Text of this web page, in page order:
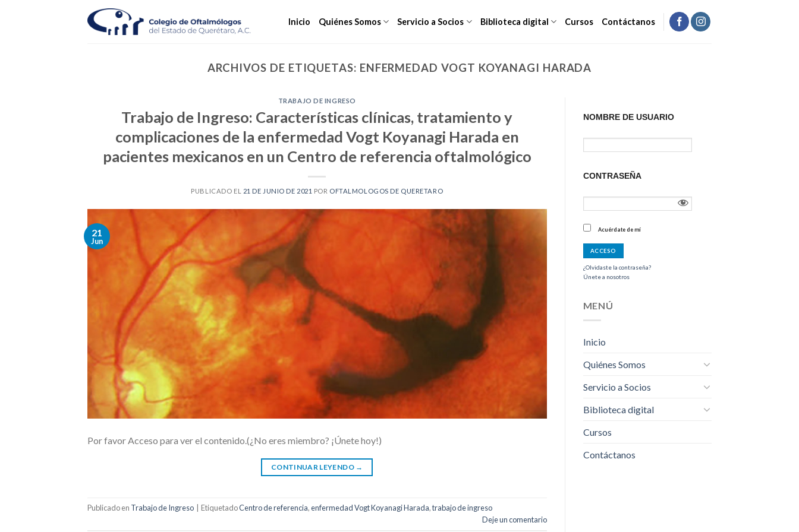
Inicio Quiénes Somos Servicio a Socios Biblioteca digital Cursos Contáctanos
ARCHIVOS DE ETIQUETAS: ENFERMEDAD VOGT KOYANAGI HARADA
TRABAJO DE INGRESO
Trabajo de Ingreso: Características clínicas, tratamiento y
complicaciones de la enfermedad Vogt Koyanagi Harada en
pacientes mexicanos en un Centro de referencia oftalmológico
PUBLICADO EL 21 DE JUNIO DE 2021 POR OFTALMOLOGOS DE QUERETARO
21
Jun
Por favor Acceso para ver el contenido.(¿No eres miembro? ¡Únete hoy!)
CONTINUAR LEYENDO →
Publicado en Trabajo de Ingreso EtiquetadoCentro de referencia,enfermedad Vogt Koyanagi Harada,trabajo de ingreso
Deje un comentario
NOMBRE DE USUARIO
CONTRASEÑA
Acuérdate de mí
¿Olvidaste la contraseña?
Únete a nosotros
MENÚ
Inicio
Quiénes Somos
Servicio a Socios
Biblioteca digital
Cursos
Contáctanos